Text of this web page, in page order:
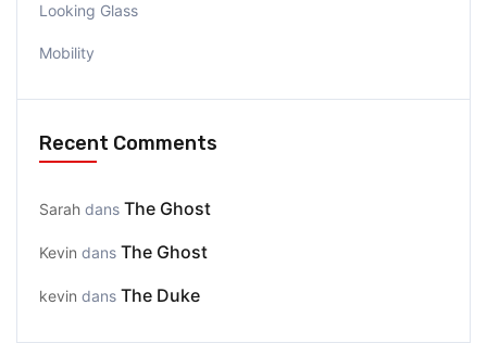
Looking Glass
Mobility
Recent Comments
Sarah dans The Ghost
Kevin dans The Ghost
kevin dans The Duke